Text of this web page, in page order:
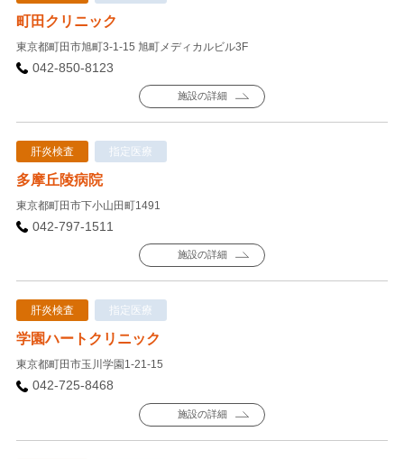
町田クリニック
東京都町田市旭町3-1-15 旭町メディカルビル3F
042-850-8123
施設の詳細
肝炎検査 指定医療
多摩丘陵病院
東京都町田市下小山田町1491
042-797-1511
施設の詳細
肝炎検査 指定医療
学園ハートクリニック
東京都町田市玉川学園1-21-15
042-725-8468
施設の詳細